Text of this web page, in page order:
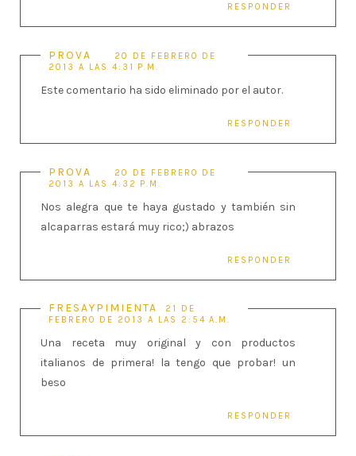
RESPONDER
PROVA
20 DE FEBRERO DE
2013 A LAS 4:31 P.M.
Este comentario ha sido eliminado por el autor.
RESPONDER
PROVA
20 DE FEBRERO DE
2013 A LAS 4:32 P.M.
Nos alegra que te haya gustado y también sin
alcaparras estará muy rico;) abrazos
RESPONDER
FRESAYPIMIENTA
21 DE
FEBRERO DE 2013 A LAS 2:54 A.M.
Una receta muy original y con productos
italianos de primera! la tengo que probar! un
beso
RESPONDER